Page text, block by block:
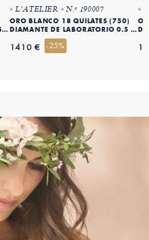
« L'ATELIER » N.º 190007
ORO BLANCO 18 QUILATES (750)
DIAMANTE DE LABORATORIO 0.5 QT
1410 € -25%
«